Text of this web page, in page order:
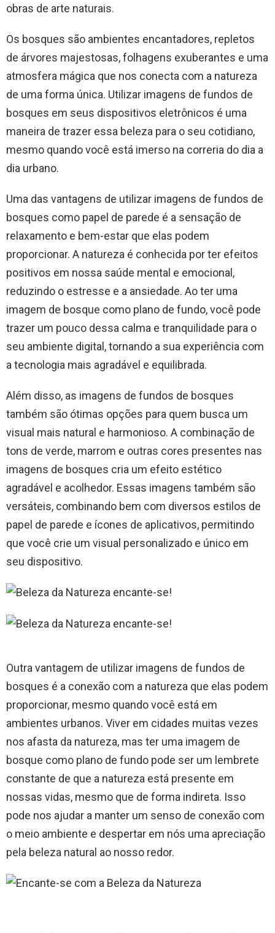
obras de arte naturais.
Os bosques são ambientes encantadores, repletos
de árvores majestosas, folhagens exuberantes e uma
atmosfera mágica que nos conecta com a natureza
de uma forma única. Utilizar imagens de fundos de
bosques em seus dispositivos eletrônicos é uma
maneira de trazer essa beleza para o seu cotidiano,
mesmo quando você está imerso na correria do dia a
dia urbano.
Uma das vantagens de utilizar imagens de fundos de
bosques como papel de parede é a sensação de
relaxamento e bem-estar que elas podem
proporcionar. A natureza é conhecida por ter efeitos
positivos em nossa saúde mental e emocional,
reduzindo o estresse e a ansiedade. Ao ter uma
imagem de bosque como plano de fundo, você pode
trazer um pouco dessa calma e tranquilidade para o
seu ambiente digital, tornando a sua experiência com
a tecnologia mais agradável e equilibrada.
Além disso, as imagens de fundos de bosques
também são ótimas opções para quem busca um
visual mais natural e harmonioso. A combinação de
tons de verde, marrom e outras cores presentes nas
imagens de bosques cria um efeito estético
agradável e acolhedor. Essas imagens também são
versáteis, combinando bem com diversos estilos de
papel de parede e ícones de aplicativos, permitindo
que você crie um visual personalizado e único em
seu dispositivo.
Outra vantagem de utilizar imagens de fundos de
bosques é a conexão com a natureza que elas podem
proporcionar, mesmo quando você está em
ambientes urbanos. Viver em cidades muitas vezes
nos afasta da natureza, mas ter uma imagem de
bosque como plano de fundo pode ser um lembrete
constante de que a natureza está presente em
nossas vidas, mesmo que de forma indireta. Isso
pode nos ajudar a manter um senso de conexão com
o meio ambiente e despertar em nós uma apreciação
pela beleza natural ao nosso redor.